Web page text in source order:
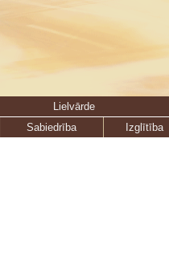
Lielvārde
Sabiedrība
Izglītība